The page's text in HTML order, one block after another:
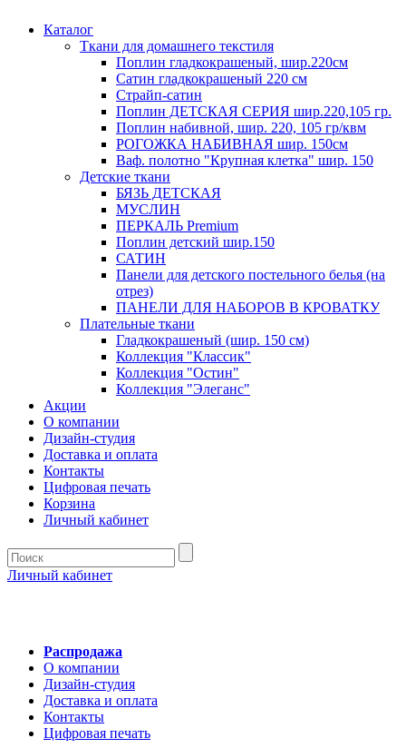
Каталог
Ткани для домашнего текстиля
Поплин гладкокрашеный, шир.220см
Сатин гладкокрашеный 220 см
Страйп-сатин
Поплин ДЕТСКАЯ СЕРИЯ шир.220,105 гр.
Поплин набивной, шир. 220, 105 гр/квм
РОГОЖКА НАБИВНАЯ шир. 150см
Ваф. полотно "Крупная клетка" шир. 150
Детские ткани
БЯЗЬ ДЕТСКАЯ
МУСЛИН
ПЕРКАЛЬ Premium
Поплин детский шир.150
САТИН
Панели для детского постельного белья (на
отрез)
ПАНЕЛИ ДЛЯ НАБОРОВ В КРОВАТКУ
Плательные ткани
Гладкокрашеный (шир. 150 см)
Коллекция "Классик"
Коллекция "Остин"
Коллекция "Элеганс"
Акции
О компании
Дизайн-студия
Доставка и оплата
Контакты
Цифровая печать
Корзина
Личный кабинет
Личный кабинет
Распродажа
О компании
Дизайн-студия
Доставка и оплата
Контакты
Цифровая печать